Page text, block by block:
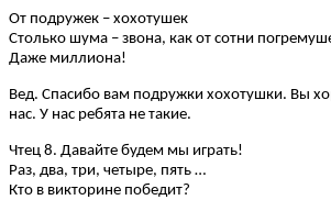
От подружек – хохотушек
Столько шума – звона, как от сотни
Даже миллиона!
Вед. Спасибо вам подружки хохотушки. Вы
нас. У нас ребята не такие.
Чтец 8. Давайте будем мы играть!
Раз, два, три, четыре, пять …
Кто в викторине победит?